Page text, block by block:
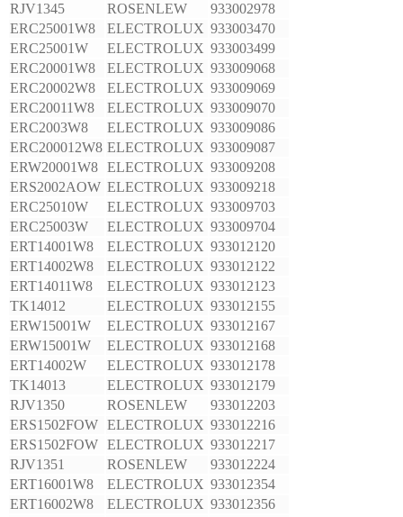
RJV1345
ROSENLEW
933002978
ERC25001W8
ELECTROLUX 933003470
ERC25001W
ELECTROLUX 933003499
ERC20001W8
ELECTROLUX 933009068
ERC20002W8
ELECTROLUX 933009069
ERC20011W8
ELECTROLUX 933009070
ERC2003W8
ELECTROLUX 933009086
ERC200012W8 ELECTROLUX 933009087
ERW20001W8 ELECTROLUX 933009208
ERS2002AOW ELECTROLUX 933009218
ERC25010W
ELECTROLUX 933009703
ERC25003W
ELECTROLUX 933009704
ERT14001W8
ELECTROLUX 933012120
ERT14002W8
ELECTROLUX 933012122
ERT14011W8
ELECTROLUX 933012123
TK14012
ELECTROLUX 933012155
ERW15001W
ELECTROLUX 933012167
ERW15001W
ELECTROLUX 933012168
ERT14002W
ELECTROLUX 933012178
TK14013
ELECTROLUX 933012179
RJV1350
ROSENLEW
933012203
ERS1502FOW ELECTROLUX 933012216
ERS1502FOW ELECTROLUX 933012217
RJV1351
ROSENLEW
933012224
ERT16001W8
ELECTROLUX 933012354
ERT16002W8
ELECTROLUX 933012356